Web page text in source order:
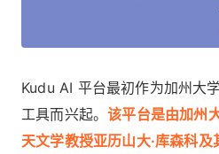
Kudu AI 平台最初作为加州大
工具而兴起。该平台是由加州
天文学教授亚历山大·库森科